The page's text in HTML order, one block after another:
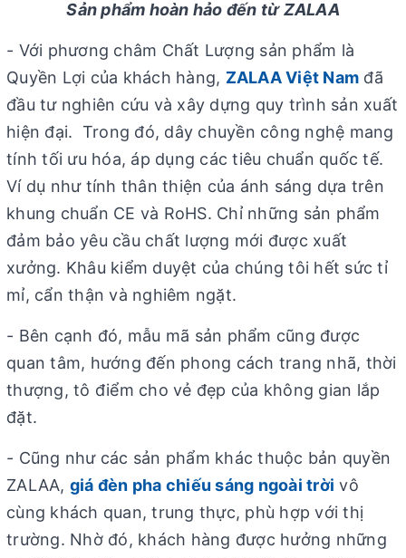
Sản phẩm hoàn hảo đến từ ZALAA
- Với phương châm Chất Lượng sản phẩm là
Quyền Lợi của khách hàng, ZALAA Việt Nam đã
đầu tư nghiên cứu và xây dựng quy trình sản xuất
hiện đại. Trong đó, dây chuyền công nghệ mang
tính tối ưu hóa, áp dụng các tiêu chuẩn quốc tế.
Ví dụ như tính thân thiện của ánh sáng dựa trên
khung chuẩn CE và RoHS. Chỉ những sản phẩm
đảm bảo yêu cầu chất lượng mới được xuất
xưởng. Khâu kiểm duyệt của chúng tôi hết sức tỉ
mỉ, cẩn thận và nghiêm ngặt.
- Bên cạnh đó, mẫu mã sản phẩm cũng được
quan tâm, hướng đến phong cách trang nhã, thời
thượng, tô điểm cho vẻ đẹp của không gian lắp
đặt.
- Cũng như các sản phẩm khác thuộc bản quyền
ZALAA, giá đèn pha chiếu sáng ngoài trời vô
cùng khách quan, trung thực, phù hợp với thị
trường. Nhờ đó, khách hàng được hưởng những